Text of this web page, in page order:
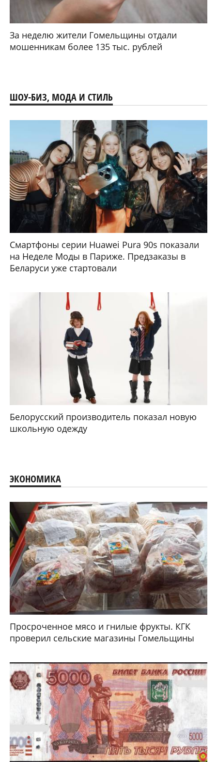
За неделю жители Гомельщины отдали
мошенникам более 135 тыс. рублей
ШОУ-БИЗ, МОДА И СТИЛЬ
Смартфоны серии Huawei Pura 90s показали
на Неделе Моды в Париже. Предзаказы в
Беларуси уже стартовали
Белорусский производитель показал новую
школьную одежду
ЭКОНОМИКА
Просроченное мясо и гнилые фрукты. КГК
проверил сельские магазины Гомельщины